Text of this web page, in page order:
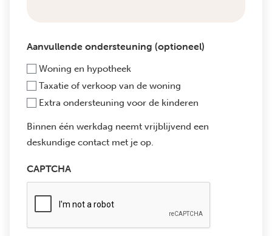
Aanvullende ondersteuning (optioneel)
Woning en hypotheek
Taxatie of verkoop van de woning
Extra ondersteuning voor de kinderen
Binnen één werkdag neemt vrijblijvend een
deskundige contact met je op.
CAPTCHA